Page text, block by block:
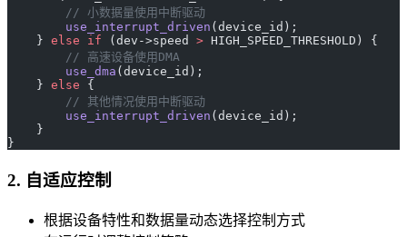
        // 小数据量使用中断驱动
        use_interrupt_driven
(device_id);
    }
else if (dev->speed > HIGH_SPEED_THRESHOLD) {
        // 高速设备使用DMA
        use_dma
(device_id);
    }
else {
        // 其他情况使用中断驱动
        use_interrupt_driven
(device_id);
    }
}
2. 自适应控制
根据设备特性和数据量动态选择控制方式